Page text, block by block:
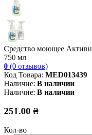
Средство моющее
750 мл
0 (0 отзывов)
Код Товара: MED013439
Наличие: В наличии
Наличие: В наличии
251.00 ₴
Кол-во